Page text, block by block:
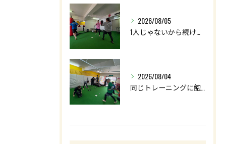
2026/08/05
2026/08/04